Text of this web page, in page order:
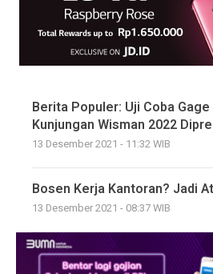
Berita Populer: Uji Coba
Kunjungan Wisman 2022
13 Desember 2021 - 11:32 WIB
Bosen Kerja Kantoran? Jadi
13 Desember 2021 - 08:37 WIB